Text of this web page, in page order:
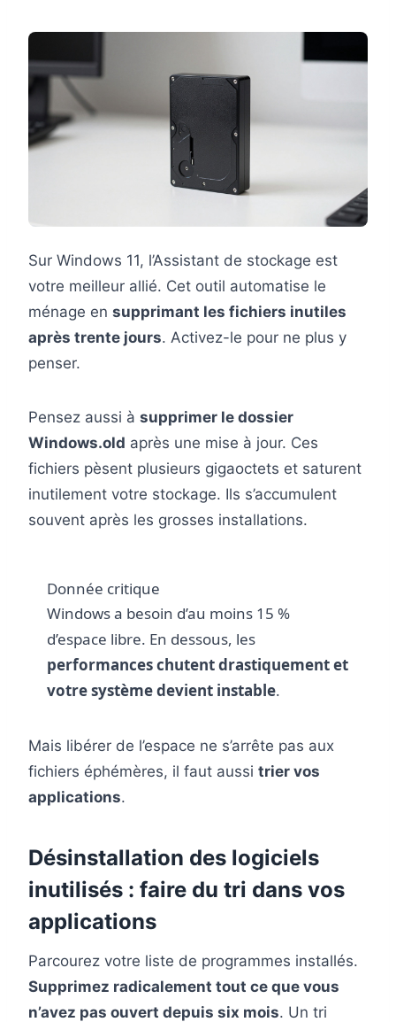
Sur Windows 11, l’Assistant de stockage est
votre meilleur allié. Cet outil automatise le
ménage en supprimant les fichiers inutiles
après trente jours. Activez-le pour ne plus y
penser.
Pensez aussi à supprimer le dossier
Windows.old après une mise à jour. Ces
fichiers pèsent plusieurs gigaoctets et saturent
inutilement votre stockage. Ils s’accumulent
souvent après les grosses installations.
Donnée critique
Windows a besoin d’au moins 15 %
d’espace libre. En dessous, les
performances chutent drastiquement et
votre système devient instable.
Mais libérer de l’espace ne s’arrête pas aux
fichiers éphémères, il faut aussi trier vos
applications.
Désinstallation des logiciels
inutilisés : faire du tri dans vos
applications
Parcourez votre liste de programmes installés.
Supprimez radicalement tout ce que vous
n’avez pas ouvert depuis six mois. Un tri